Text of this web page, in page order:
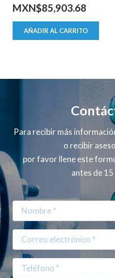
MXN$85,903.68
AÑADIR AL CARRITO
Para recibir más
o recibir
por favor llene este
antes de